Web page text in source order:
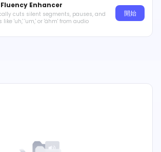
Enhancer
cuts silent segments, pauses, and
like 'uh,' 'um,' or 'ähm' from audio
開始